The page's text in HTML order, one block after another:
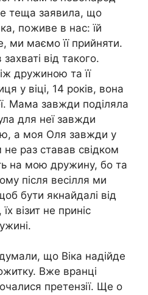
теща заявила, що
поживе в нас: їй
ми маємо її прийняти.
від такого.
дружиною та її
у віці, 14 років, вона
Мама завжди поділяла
для неї завжди
а моя Оля завжди у
раз ставав свідком
на мою дружину, бо та
після весілля ми
бути якнайдалі від
візит не приніс
що Віка надійде
Вже вранці
претензії. Ще о